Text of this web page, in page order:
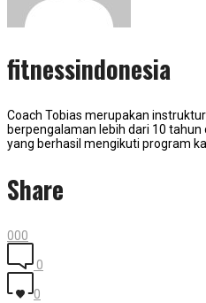
fitnessindonesia
Coach Tobias merupakan
berpengalaman lebih dari 10
yang berhasil mengikuti program
Share
000
0
0